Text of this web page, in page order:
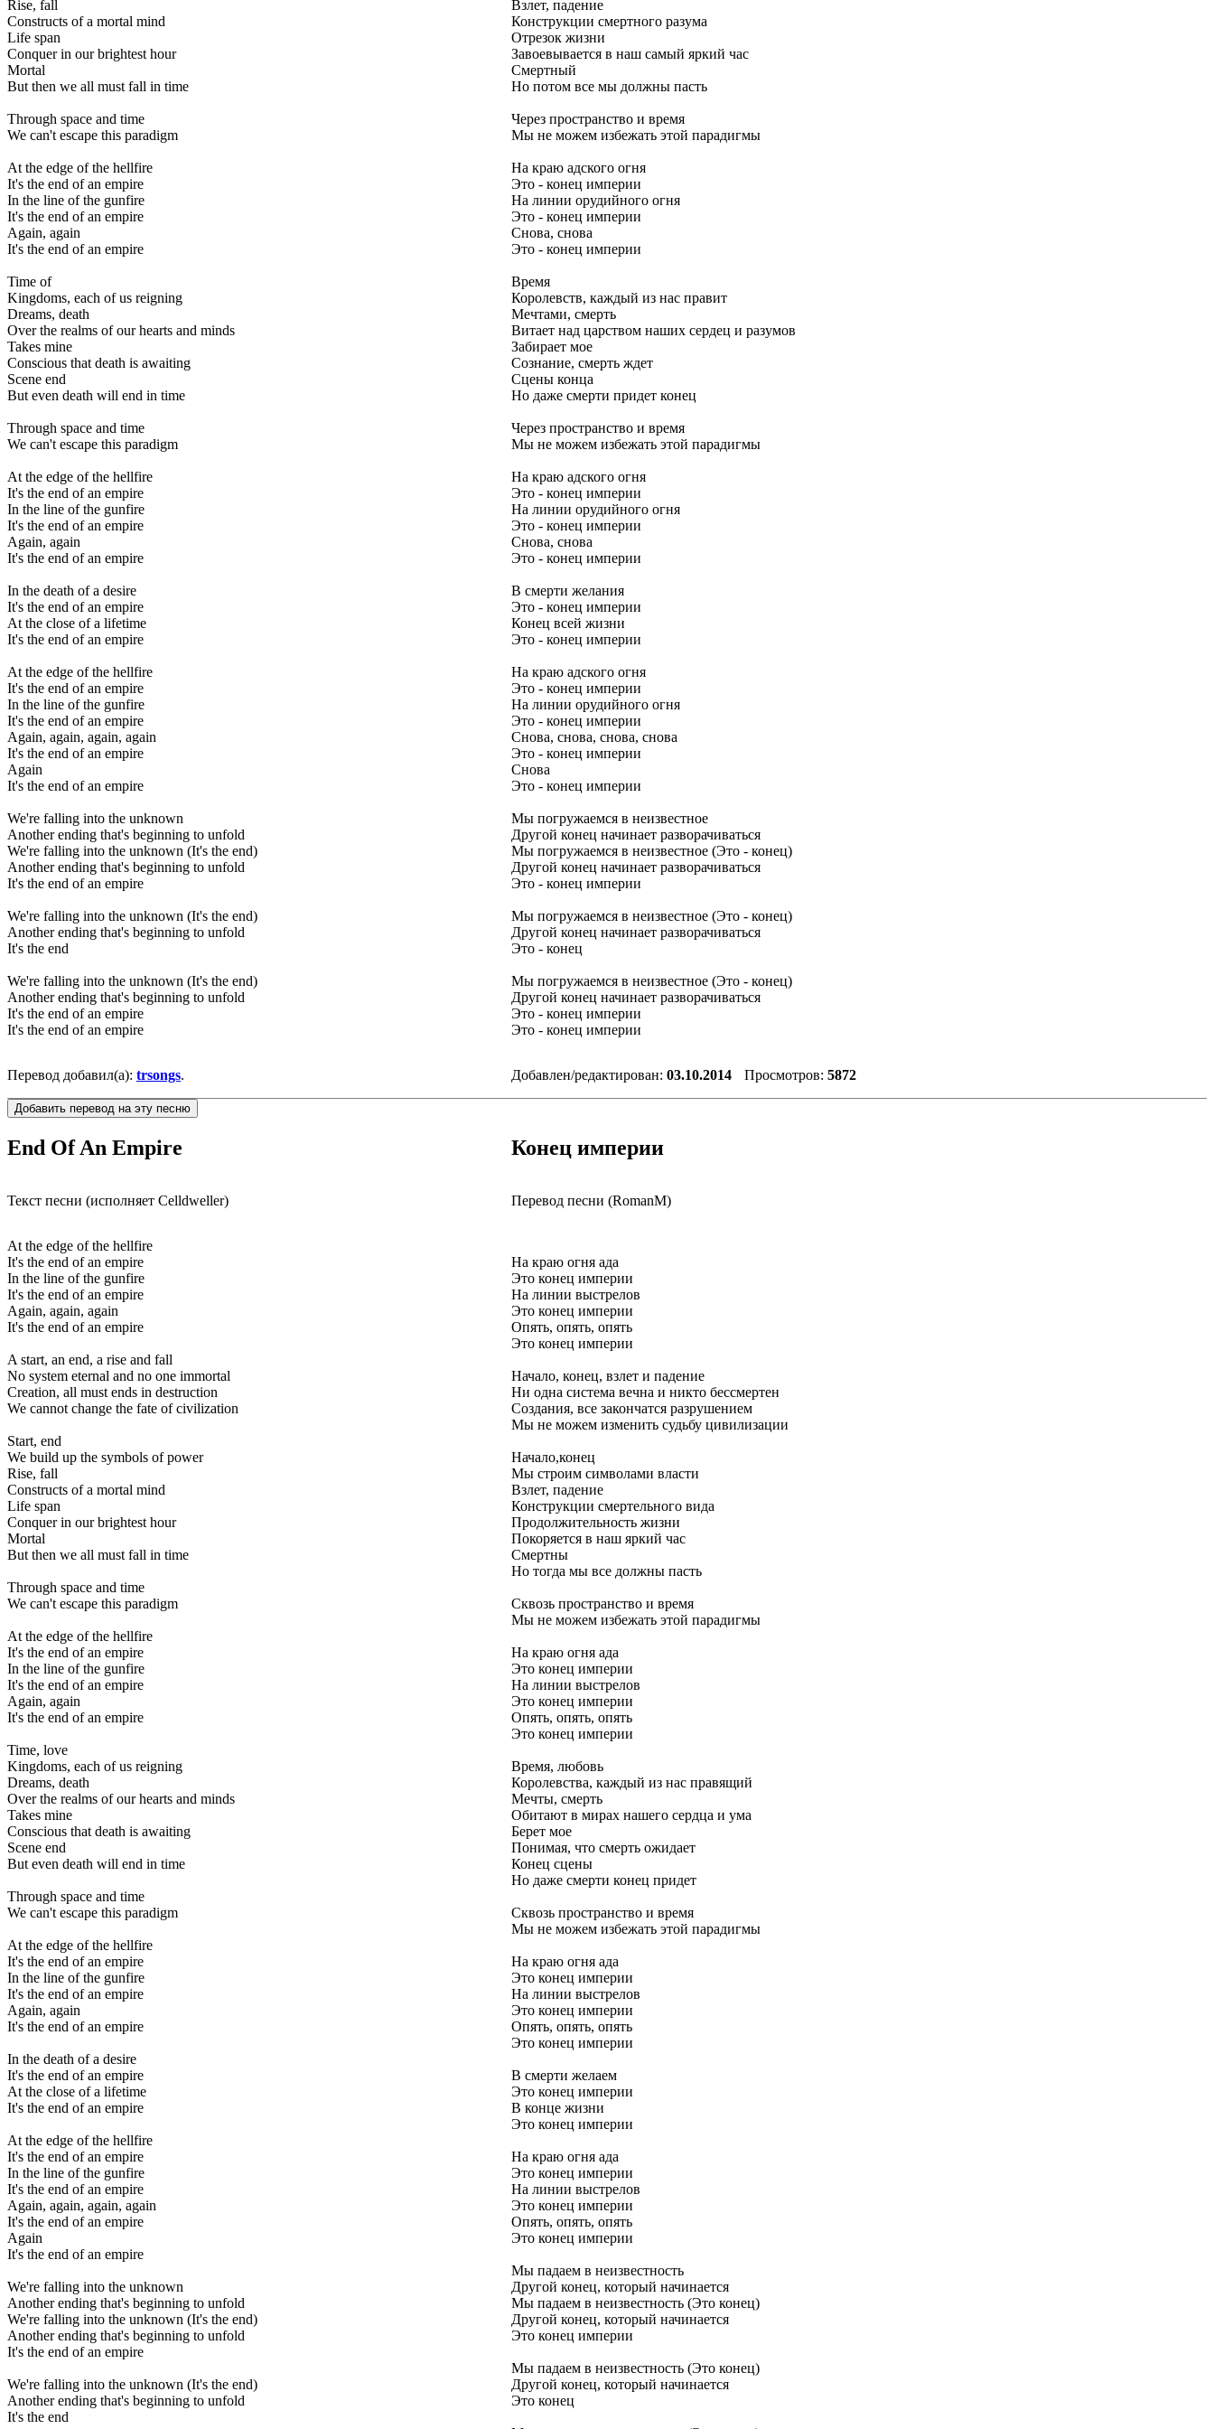
Rise, fall
Constructs of a mortal mind
Life span
Conquer in our brightest hour
Mortal
But then we all must fall in time
Through space and time
We can't escape this paradigm
At the edge of the hellfire
It's the end of an empire
In the line of the gunfire
It's the end of an empire
Again, again
It's the end of an empire
Time of
Kingdoms, each of us reigning
Dreams, death
Over the realms of our hearts and minds
Takes mine
Conscious that death is awaiting
Scene end
But even death will end in time
Through space and time
We can't escape this paradigm
At the edge of the hellfire
It's the end of an empire
In the line of the gunfire
It's the end of an empire
Again, again
It's the end of an empire
In the death of a desire
It's the end of an empire
At the close of a lifetime
It's the end of an empire
At the edge of the hellfire
It's the end of an empire
In the line of the gunfire
It's the end of an empire
Again, again, again, again
It's the end of an empire
Again
It's the end of an empire
We're falling into the unknown
Another ending that's beginning to unfold
We're falling into the unknown (It's the end)
Another ending that's beginning to unfold
It's the end of an empire
We're falling into the unknown (It's the end)
Another ending that's beginning to unfold
It's the end
We're falling into the unknown (It's the end)
Another ending that's beginning to unfold
It's the end of an empire
It's the end of an empire
Взлет, падение
Конструкции смертного разума
Отрезок жизни
Завоевывается в наш самый яркий час
Смертный
Но потом все мы должны пасть
Через пространство и время
Мы не можем избежать этой парадигмы
На краю адского огня
Это - конец империи
На линии орудийного огня
Это - конец империи
Снова, снова
Это - конец империи
Время
Королевств, каждый из нас правит
Мечтами, смерть
Витает над царством наших сердец и разумов
Забирает мое
Сознание, смерть ждет
Сцены конца
Но даже смерти придет конец
Через пространство и время
Мы не можем избежать этой парадигмы
На краю адского огня
Это - конец империи
На линии орудийного огня
Это - конец империи
Снова, снова
Это - конец империи
В смерти желания
Это - конец империи
Конец всей жизни
Это - конец империи
На краю адского огня
Это - конец империи
На линии орудийного огня
Это - конец империи
Снова, снова, снова, снова
Это - конец империи
Снова
Это - конец империи
Мы погружаемся в неизвестное
Другой конец начинает разворачиваться
Мы погружаемся в неизвестное (Это - конец)
Другой конец начинает разворачиваться
Это - конец империи
Мы погружаемся в неизвестное (Это - конец)
Другой конец начинает разворачиваться
Это - конец
Мы погружаемся в неизвестное (Это - конец)
Другой конец начинает разворачиваться
Это - конец империи
Это - конец империи
Перевод добавил(а): trsongs. Добавлен/редактирован: 03.10.2014 Просмотров: 5872
End Of An Empire Конец империи
Текст песни (исполняет Celldweller) Перевод песни (RomanM)
At the edge of the hellfire
It's the end of an empire
In the line of the gunfire
It's the end of an empire
Again, again, again
It's the end of an empire
A start, an end, a rise and fall
No system eternal and no one immortal
Creation, all must ends in destruction
We cannot change the fate of civilization
Start, end
We build up the symbols of power
Rise, fall
Constructs of a mortal mind
Life span
Conquer in our brightest hour
Mortal
But then we all must fall in time
Through space and time
We can't escape this paradigm
At the edge of the hellfire
It's the end of an empire
In the line of the gunfire
It's the end of an empire
Again, again
It's the end of an empire
Time, love
Kingdoms, each of us reigning
Dreams, death
Over the realms of our hearts and minds
Takes mine
Conscious that death is awaiting
Scene end
But even death will end in time
Through space and time
We can't escape this paradigm
At the edge of the hellfire
It's the end of an empire
In the line of the gunfire
It's the end of an empire
Again, again
It's the end of an empire
In the death of a desire
It's the end of an empire
At the close of a lifetime
It's the end of an empire
At the edge of the hellfire
It's the end of an empire
In the line of the gunfire
It's the end of an empire
Again, again, again, again
It's the end of an empire
Again
It's the end of an empire
We're falling into the unknown
Another ending that's beginning to unfold
We're falling into the unknown (It's the end)
Another ending that's beginning to unfold
It's the end of an empire
We're falling into the unknown (It's the end)
Another ending that's beginning to unfold
It's the end
На краю огня ада
Это конец империи
На линии выстрелов
Это конец империи
Опять, опять, опять
Это конец империи
Начало, конец, взлет и падение
Ни одна система вечна и никто бессмертен
Создания, все закончатся разрушением
Мы не можем изменить судьбу цивилизации
Начало,конец
Мы строим символами власти
Взлет, падение
Конструкции смертельного вида
Продолжительность жизни
Покоряется в наш яркий час
Смертны
Но тогда мы все должны пасть
Сквозь пространство и время
Мы не можем избежать этой парадигмы
На краю огня ада
Это конец империи
На линии выстрелов
Это конец империи
Опять, опять, опять
Это конец империи
Время, любовь
Королевства, каждый из нас правящий
Мечты, смерть
Обитают в мирах нашего сердца и ума
Берет мое
Понимая, что смерть ожидает
Конец сцены
Но даже смерти конец придет
Сквозь пространство и время
Мы не можем избежать этой парадигмы
На краю огня ада
Это конец империи
На линии выстрелов
Это конец империи
Опять, опять, опять
Это конец империи
В смерти желаем
Это конец империи
В конце жизни
Это конец империи
На краю огня ада
Это конец империи
На линии выстрелов
Это конец империи
Опять, опять, опять
Это конец империи
Мы падаем в неизвестность
Другой конец, который начинается
Мы падаем в неизвестность (Это конец)
Другой конец, который начинается
Это конец империи
Мы падаем в неизвестность (Это конец)
Другой конец, который начинается
Это конец